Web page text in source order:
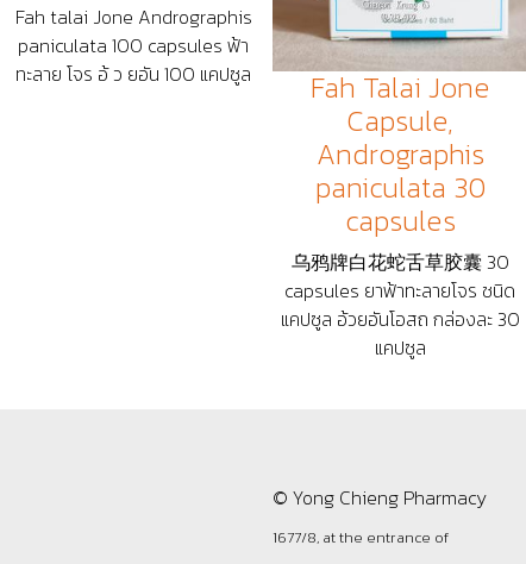
Fah talai Jone Andrographis
paniculata 100 capsules ฟ้า
ทะลาย โจร อ้ ว ยอัน 100 แคปซูล
Fah Talai Jone
Capsule,
Andrographis
paniculata 30
capsules
乌鸦牌白花蛇舌草胶囊 30
capsules ยาฟ้าทะลายโจร ชนิด
แคปซูล อ้วยอันโอสถ กล่องละ 30
แคปซูล
© Yong Chieng Pharmacy
1677/8, at the entrance of